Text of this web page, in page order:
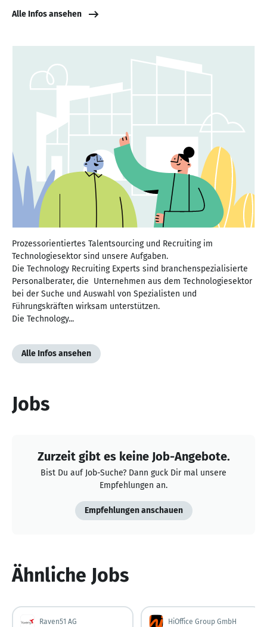
Alle Infos ansehen
Prozessorientiertes Talentsourcing und Recruiting im
Technologiesektor sind unsere Aufgaben.
Die Technology Recruiting Experts sind branchenspezialisierte
Personalberater, die Unternehmen aus dem Technologiesektor
bei der Suche und Auswahl von Spezialisten und
Führungskräften wirksam unterstützen.
Die Technology...
Alle Infos ansehen
Jobs
Zurzeit gibt es keine Job-Angebote.
Bist Du auf Job-Suche? Dann guck Dir mal unsere
Empfehlungen an.
Empfehlungen anschauen
Ähnliche Jobs
Raven51 AG HiOffice Group GmbH